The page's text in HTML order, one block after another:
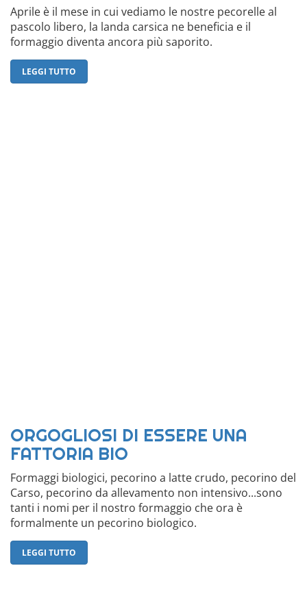
Aprile è il mese in cui vediamo le nostre pecorelle al
pascolo libero, la landa carsica ne beneficia e il
formaggio diventa ancora più saporito.
LEGGI TUTTO
ORGOGLIOSI DI ESSERE UNA
FATTORIA BIO
Formaggi biologici, pecorino a latte crudo, pecorino del
Carso, pecorino da allevamento non intensivo...sono
tanti i nomi per il nostro formaggio che ora è
formalmente un pecorino biologico.
LEGGI TUTTO